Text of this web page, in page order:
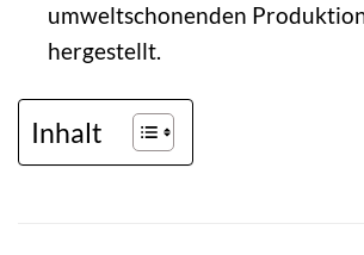
umweltschonenden
hergestellt.
Inhalt